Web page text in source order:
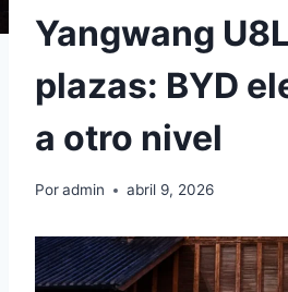
Yangwang
plazas: BYD
a otro nivel
Poradmin abril 9, 2026